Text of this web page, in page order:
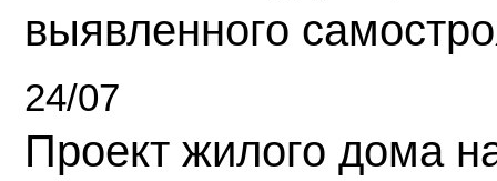
выявленного
24/07
Проект жилого дома